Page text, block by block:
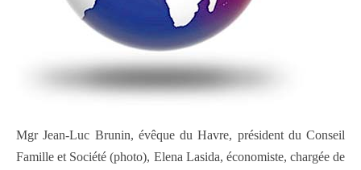
Mgr Jean-Luc Brunin, évêque du Havre, président du Conseil
Famille et Société (photo), Elena Lasida, économiste, chargée de